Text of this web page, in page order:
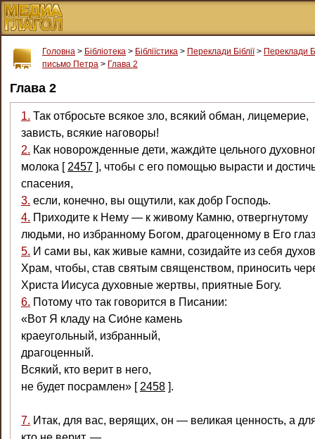
Головна > Бібліотека > Бібліїстика > Переклади Біблії> Переклади
письмо Петра > Глава 2
Глава 2
1. Так отбросьте всякое зло, всякий обман, лицемерие,
зависть, всякие наговоры!
2. Как новорожденные дети, жажди́те цельного
молока [ 2457 ], чтобы с его помощью вырасти и
спасения,
3. если, конечно, вы ощутили, как добр Господь.
4. Приходите к Нему — к живому Камню, отвергнутому
людьми, но избранному Богом, драгоценному в Его
5. И сами вы, как живые камни, созидайте из себя
Храм, чтобы, став святым священством, приносить
Христа Иисуса духовные жертвы, приятные Богу.
6. Потому что так говорится в Писании:
«Вот Я кладу на Сио́не камень
краеугольный, избранный,
драгоценный.
Всякий, кто верит в него,
не будет посрамлен» [ 2458 ].
7. Итак, для вас, верящих, он — великая ценность, а